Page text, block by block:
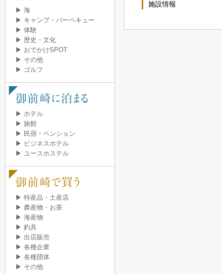
▶ 海
▶ キャンプ・バーベキュー
▶ 体験
▶ 歴史・文化
▶ おでかけSPOT
▶ その他
▶ ゴルフ
▶ ホテル
▶ 旅館
▶ 民宿・ペンション
▶ ビジネスホテル
▶ ユースホステル
▶ 特産品・土産店
▶ 農産物・お茶
▶ 海産物
▶ 釣具
▶ 出店販売
▶ 各種企業
▶ 各種団体
▶ その他
施設情報